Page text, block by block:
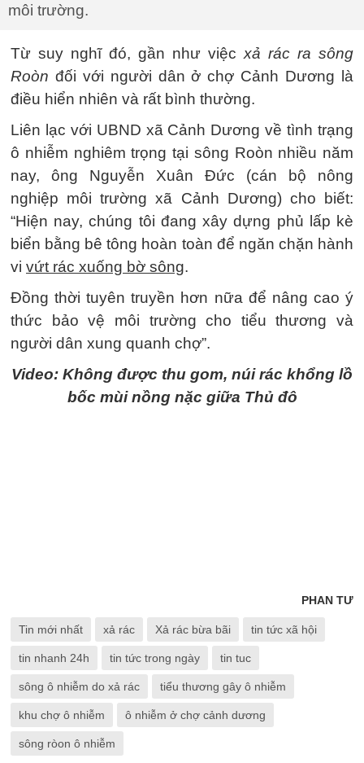
môi trường.
Từ suy nghĩ đó, gần như việc xả rác ra sông
Roòn đối với người dân ở chợ Cảnh Dương là
điều hiển nhiên và rất bình thường.
Liên lạc với UBND xã Cảnh Dương về tình trạng
ô nhiễm nghiêm trọng tại sông Roòn nhiều năm
nay, ông Nguyễn Xuân Đức (cán bộ nông
nghiệp môi trường xã Cảnh Dương) cho biết:
“Hiện nay, chúng tôi đang xây dựng phủ lấp kè
biển bằng bê tông hoàn toàn để ngăn chặn hành
vi vứt rác xuống bờ sông.
Đồng thời tuyên truyền hơn nữa để nâng cao ý
thức bảo vệ môi trường cho tiểu thương và
người dân xung quanh chợ”.
Video: Không được thu gom, núi rác khổng lồ
bốc mùi nồng nặc giữa Thủ đô
PHAN TƯ
Tin mới nhất xả rác Xả rác bừa bãi tin tức xã hội
tin nhanh 24h tin tức trong ngày tin tuc
sông ô nhiễm do xả rác tiểu thương gây ô nhiễm
khu chợ ô nhiễm ô nhiễm ở chợ cảnh dương
sông ròon ô nhiễm